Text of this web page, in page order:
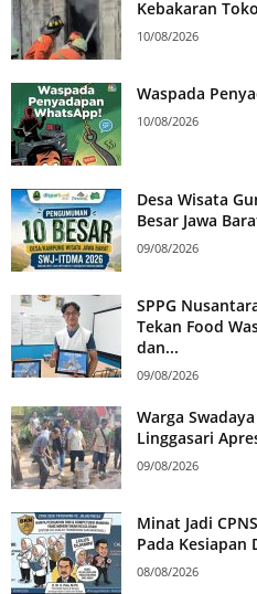
Kebakaran
10/08/2026
Waspada
10/08/2026
Desa Wisata
Besar Jawa
09/08/2026
SPPG
Tekan Food
dan...
09/08/2026
Warga
Linggasari
09/08/2026
Minat Jadi
Pada Kesiapan
08/08/2026